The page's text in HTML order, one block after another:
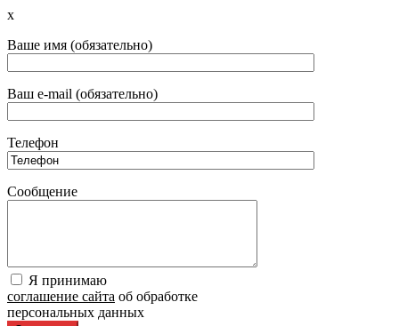
x
Ваше имя (обязательно)
Ваш e-mail (обязательно)
Телефон
Сообщение
Я принимаю
соглашение сайта об обработке
персональных данных